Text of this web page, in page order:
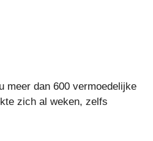
meer dan 600 vermoedelijke
zich al weken, zelfs